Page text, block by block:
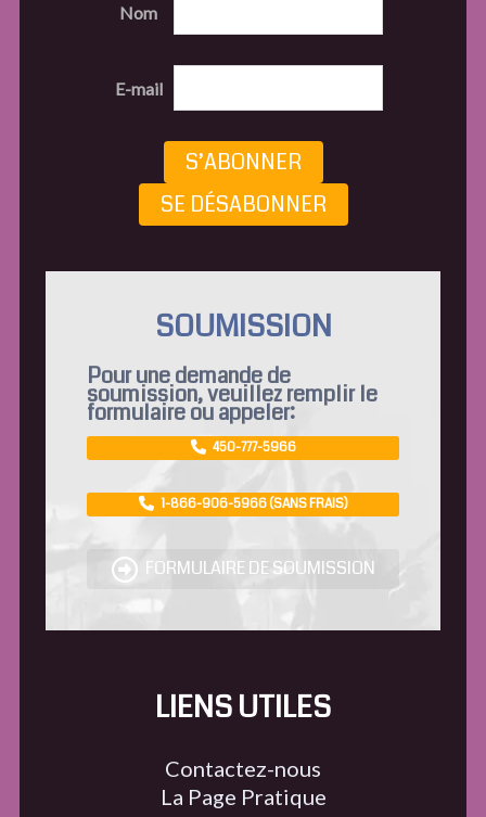
Nom
E-mail
S’ABONNER
SE DÉSABONNER
SOUMISSION
Pour une demande de
soumission, veuillez remplir le
formulaire ou appeler:
450-777-5966
1-866-906-5966 (SANS FRAIS)
FORMULAIRE DE SOUMISSION
LIENS UTILES
Contactez-nous
La Page Pratique